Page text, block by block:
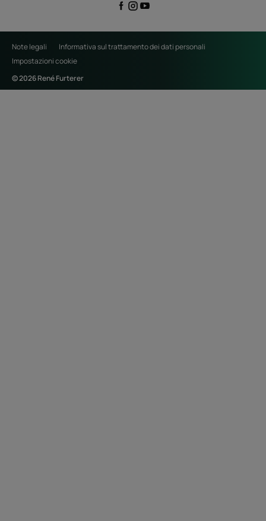
Note legali
Informativa sul trattamento dei dati personali
Impostazioni cookie
© 2026 René Furterer